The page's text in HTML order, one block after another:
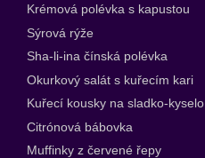
Krémová polévka s kapustou
Sýrová rýže
Sha-li-ina čínská polévka
Okurkový salát s kuřecím kari
Kuřecí kousky na sladko-kyselo
Citrónová bábovka
Muffinky z červené řepy